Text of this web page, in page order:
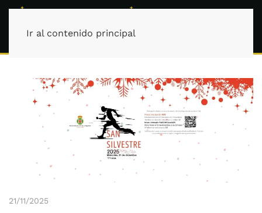
Ir al contenido principal
21/11/2025